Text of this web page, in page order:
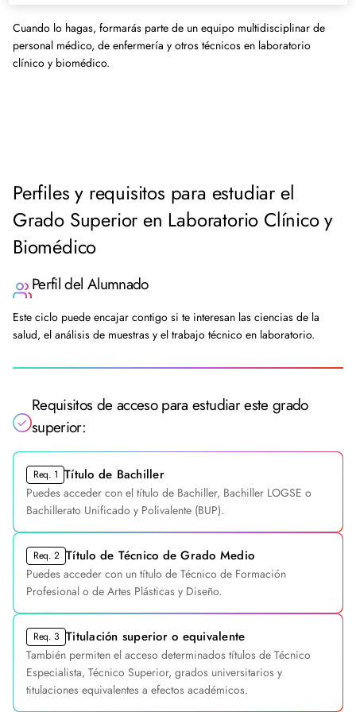
Cuando lo hagas, formarás parte de un equipo multidisciplinar de
personal médico, de enfermería y otros técnicos en laboratorio
clínico y biomédico.
Perfiles y requisitos para estudiar el
Grado Superior en Laboratorio Clínico y
Biomédico
Perfil del Alumnado
Este ciclo puede encajar contigo si te interesan las ciencias de la
salud, el análisis de muestras y el trabajo técnico en laboratorio.
Requisitos de acceso para estudiar este grado
superior:
Req. 1 Título de Bachiller
Puedes acceder con el título de Bachiller, Bachiller LOGSE o
Bachillerato Unificado y Polivalente (BUP).
Req. 2 Título de Técnico de Grado Medio
Puedes acceder con un título de Técnico de Formación
Profesional o de Artes Plásticas y Diseño.
Req. 3 Titulación superior o equivalente
También permiten el acceso determinados títulos de Técnico
Especialista, Técnico Superior, grados universitarios y
titulaciones equivalentes a efectos académicos.